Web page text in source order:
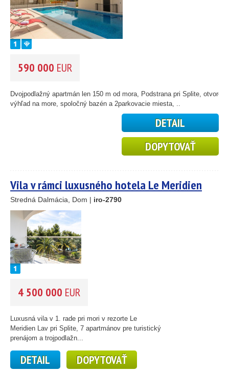
OBLASŤ(môžete vybrať viacej položiek)
Istria
Kvarner (9)
Južná Dalmácia
CENA(vyberte rozsah)
590 000 EUR
Dvojpodlažný apartmán len 150 m od mora, Podstrana pri Splite, otvorený
výhľad na more, spoločný bazén a 2parkovacie miesta, ..
DETAIL
DOPYTOVAŤ
Vila v rámci luxusného hotela Le Meridien
Lav
Stredná Dalmácia, Dom | iro-2790
4 500 000 EUR
Luxusná vila v 1. rade pri mori v rezorte Le
Meridien Lav pri Splite, 7 apartmánov pre turistický
prenájom a trojpodlažn...
DETAIL DOPYTOVAŤ